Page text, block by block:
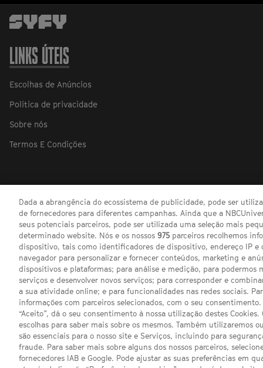
LINKS ÚTEIS
Escolhas de Anúncios
Política de privacidade
Sobre nós
Termos E Condições
Dada a abrangência do ecossistema de publicidade, pode ser
de fornecedores para diferentes campanhas. Ainda que a
seus potenciais parceiros, pode ser utilizada uma seleção mais
determinado website. Nós e os nossos 975 parceiros recolhemos
dispositivo, tais como identificadores de dispositivo, endereço IP e
navegador para personalizar e fornecer conteúdos, marketing e
dispositivos e plataformas; para análise e medição, para podermos
serviços e desenvolver novos serviços; para corresponder e
a sua atividade online; e para funcionalidades nas redes sociais.
informações com parceiros selecionados, com o seu
“Aceito”, dá o seu consentimento à nossa utilização destes
escolhas para saber mais sobre os mesmos. Também utilizaremos
são essenciais para o nosso site e Serviços, incluindo para
fraude. Para saber mais sobre alguns dos nossos parceiros,
fornecedores IAB e Google. Pode ajustar as suas preferências em